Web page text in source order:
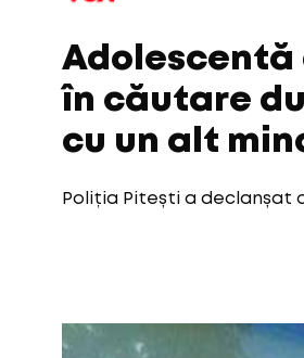
Adolescentă
în căutare
cu un alt
Poliția Pitești a declanșat